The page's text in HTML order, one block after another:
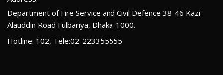
Department of Fire Service and Civil Defence 38-46 Kazi
Alauddin Road Fulbariya, Dhaka-1000.
Hotline: 102, Tele:02-223355555